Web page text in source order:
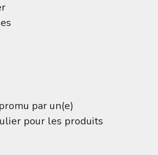
par un(e)
pour les produits